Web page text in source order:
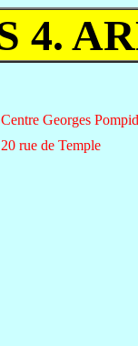
4.
Centre Georges
20 rue de Temple